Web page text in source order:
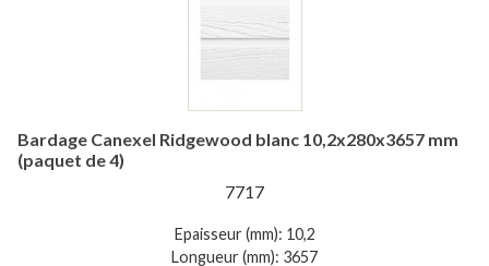
Bardage Canexel Ridgewood blanc 10,2x280x3657 mm
(paquet de 4)
7717
Epaisseur (mm): 10,2
Longueur (mm): 3657